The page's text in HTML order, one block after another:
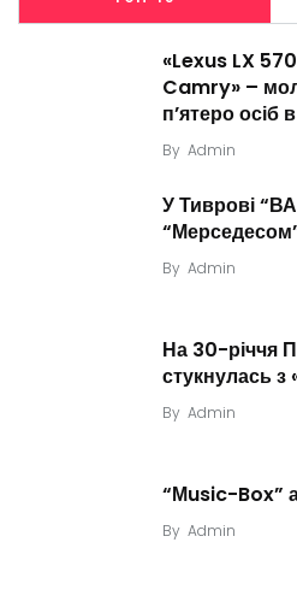
«Lexus LX
Camry» –
п’ятеро осіб
By Admin
У Тиврові
By Admin
На 30-річчя
стукнулась
By Admin
“Мusic-Box”
By Admin